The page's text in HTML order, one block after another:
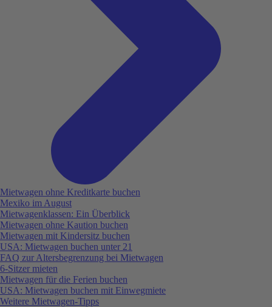
Mietwagen ohne Kreditkarte buchen
Mexiko im August
Mietwagenklassen: Ein Überblick
Mietwagen ohne Kaution buchen
Mietwagen mit Kindersitz buchen
USA: Mietwagen buchen unter 21
FAQ zur Altersbegrenzung bei Mietwagen
6-Sitzer mieten
Mietwagen für die Ferien buchen
USA: Mietwagen buchen mit Einwegmiete
Weitere Mietwagen-Tipps